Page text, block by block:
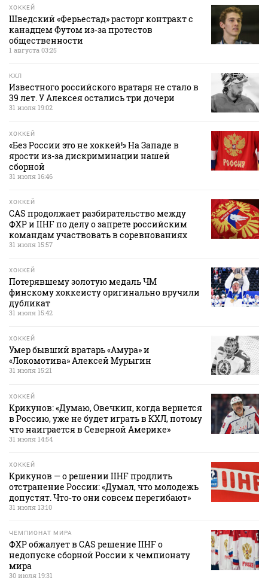
ХОККЕЙ
Шведский «Ферьестад» расторг контракт с
канадцем Футом из‑за протестов
общественности
1 августа 03:25
КХЛ
Известного российского вратаря не стало в
39 лет. У Алексея остались три дочери
31 июля 19:02
ХОККЕЙ
«Без России это не хоккей!» На Западе в
ярости из-за дискриминации нашей
сборной
31 июля 16:46
ХОККЕЙ
CAS продолжает разбирательство между
ФХР и IIHF по делу о запрете российским
командам участвовать в соревнованиях
31 июля 15:57
ХОККЕЙ
Потерявшему золотую медаль ЧМ
финскому хоккеисту оригинально вручили
дубликат
31 июля 15:42
ХОККЕЙ
Умер бывший вратарь «Амура» и
«Локомотива» Алексей Мурыгин
31 июля 15:21
ХОККЕЙ
Крикунов: «Думаю, Овечкин, когда вернется
в Россию, уже не будет играть в КХЛ, потому
что наиграется в Северной Америке»
31 июля 14:54
ХОККЕЙ
Крикунов — о решении IIHF продлить
отстранение России: «Думал, что молодежь
допустят. Что‑то они совсем перегибают»
31 июля 13:10
ЧЕМПИОНАТ МИРА
ФХР обжалует в CAS решение IIHF о
недопуске сборной России к чемпионату
мира
30 июля 19:31